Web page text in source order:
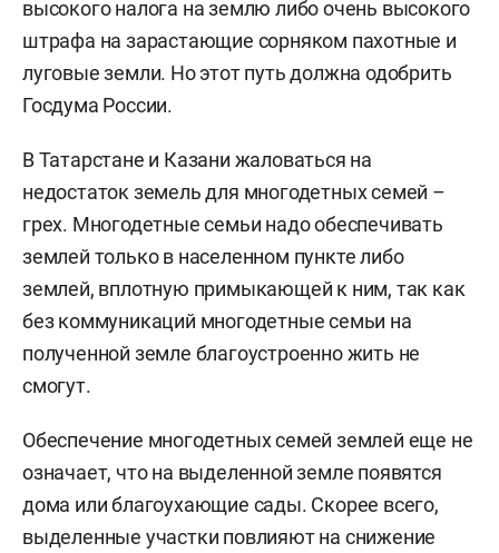
высокого налога на землю либо очень высокого
штрафа на зарастающие сорняком пахотные и
луговые земли. Но этот путь должна одобрить
Госдума России.
В Татарстане и Казани жаловаться на
недостаток земель для многодетных семей –
грех. Многодетные семьи надо обеспечивать
землей только в населенном пункте либо
землей, вплотную примыкающей к ним, так как
без коммуникаций многодетные семьи на
полученной земле благоустроенно жить не
смогут.
Обеспечение многодетных семей землей еще не
означает, что на выделенной земле появятся
дома или благоухающие сады. Скорее всего,
выделенные участки повлияют на снижение